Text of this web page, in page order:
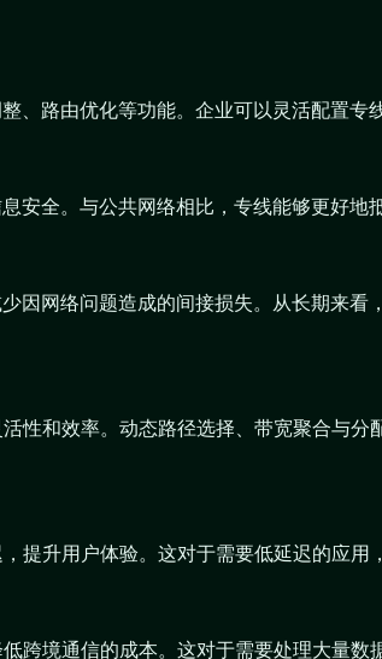
路由优化等功能。企业可以灵活配置专
全。与公共网络相比，专线能够更好地
因网络问题造成的间接损失。从长期来
性和效率。动态路径选择、带宽聚合与
提升用户体验。这对于需要低延迟的应用
境通信的成本。这对于需要处理大量数